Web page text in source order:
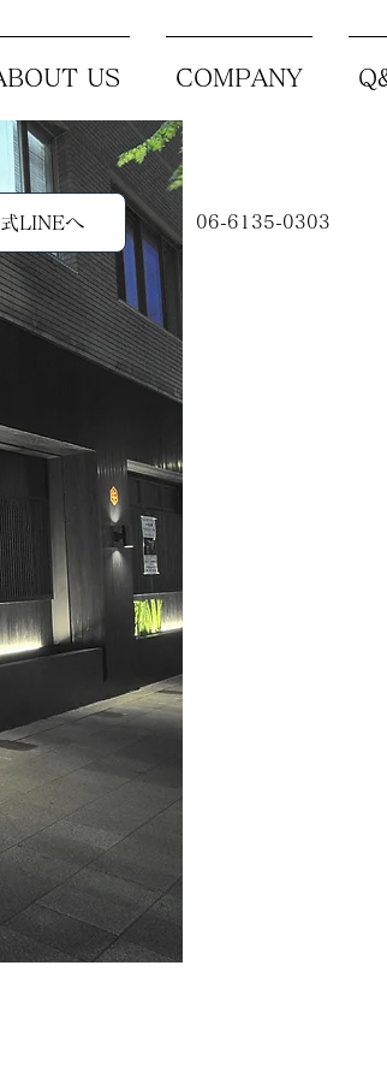
LINEへ 06-6135-0303
US COMPANY